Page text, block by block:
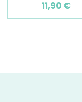
11,90 €